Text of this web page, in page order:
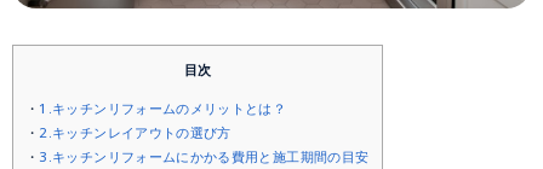
目次
1.キッチンリフォームのメリットとは？
2.キッチンレイアウトの選び方
3.キッチンリフォームにかかる費用と施工期間の目安